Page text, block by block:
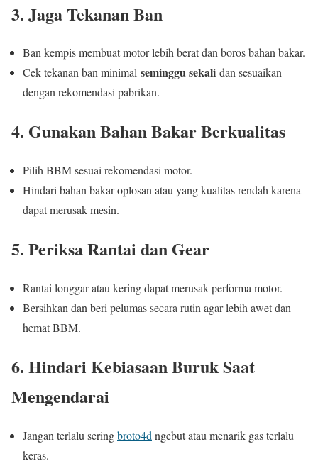
3. Jaga Tekanan Ban
Ban kempis membuat motor lebih berat dan boros bahan bakar.
Cek tekanan ban minimal seminggu sekali dan sesuaikan
dengan rekomendasi pabrikan.
4. Gunakan Bahan Bakar Berkualitas
Pilih BBM sesuai rekomendasi motor.
Hindari bahan bakar oplosan atau yang kualitas rendah karena
dapat merusak mesin.
5. Periksa Rantai dan Gear
Rantai longgar atau kering dapat merusak performa motor.
Bersihkan dan beri pelumas secara rutin agar lebih awet dan
hemat BBM.
6. Hindari Kebiasaan Buruk Saat
Mengendarai
Jangan terlalu seringbroto4d ngebut atau menarik gas terlalu
keras.